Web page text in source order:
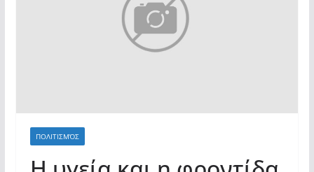
ΠΟΛΙΤΙΣΜΌΣ